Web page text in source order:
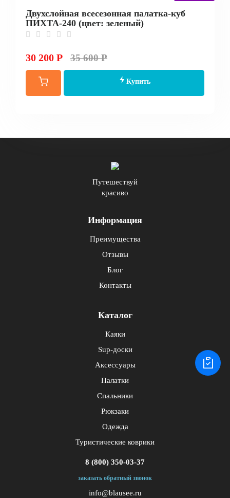
Двухслойная всесезонная палатка-куб
ПИХТА-240 (цвет: зеленый)
30 200 Р 35 600 Р
Купить
Путешествуй
красиво
Информация
Преимущества
Отзывы
Блог
Контакты
Каталог
Каяки
Sup-доски
Аксессуары
Палатки
Спальники
Рюкзаки
Одежда
Туристические коврики
8 (800) 350-03-37
заказать обратный звонок
info@blausee.ru